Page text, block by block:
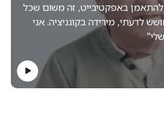
באפקטיבייט, זה משום שכל
לדעתי, מירידה בקוגניציה. אני